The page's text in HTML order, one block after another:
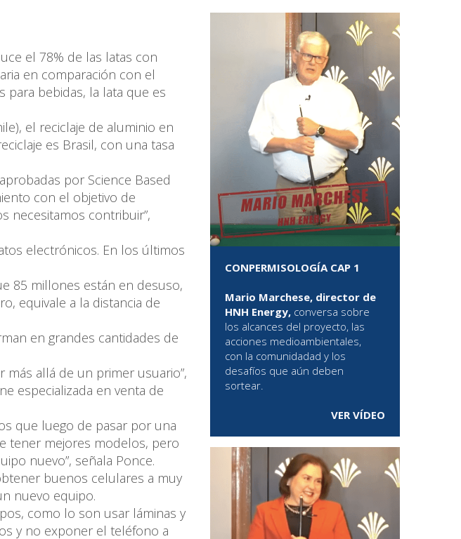
el 78% de las latas con
en comparación con el
para bebidas, la lata que es
el reciclaje de aluminio en
es Brasil, con una tasa
por Science Based
con el objetivo de
necesitamos contribuir”,
electrónicos. En los últimos
85 millones están en desuso,
equivale a la distancia de
en grandes cantidades de
allá de un primer usuario”,
especializada en venta de
que luego de pasar por una
tener mejores modelos, pero
nuevo”, señala Ponce.
buenos celulares a muy
nuevo equipo.
como lo son usar láminas y
y no exponer el teléfono a
CONPERMISOLOGÍA CAP 1
Mario Marchese, director de
HNH Energy, conversa sobre
los alcances del proyecto, las
acciones medioambientales,
con la comunidadad y los
desafíos que aún deben
sortear.
VER VÍDEO